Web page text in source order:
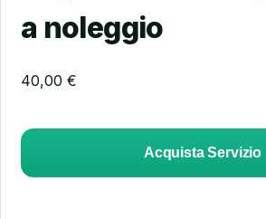
a noleggio
40,00 €
Acquista Servizio